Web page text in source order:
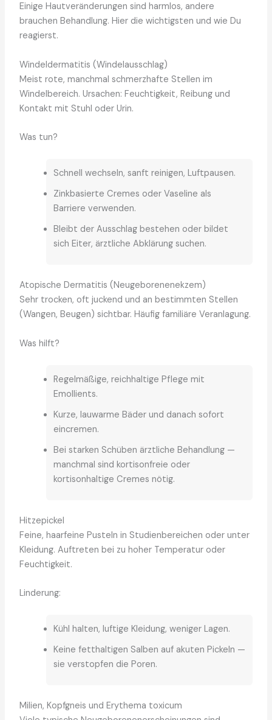
Einige Hautveränderungen sind harmlos, andere
brauchen Behandlung. Hier die wichtigsten und wie Du
reagierst.
Windeldermatitis (Windelausschlag)
Meist rote, manchmal schmerzhafte Stellen im
Windelbereich. Ursachen: Feuchtigkeit, Reibung und
Kontakt mit Stuhl oder Urin.
Was tun?
Schnell wechseln, sanft reinigen, Luftpausen.
Zinkbasierte Cremes oder Vaseline als
Barriere verwenden.
Bleibt der Ausschlag bestehen oder bildet
sich Eiter, ärztliche Abklärung suchen.
Atopische Dermatitis (Neugeborenenekzem)
Sehr trocken, oft juckend und an bestimmten Stellen
(Wangen, Beugen) sichtbar. Häufig familiäre Veranlagung.
Was hilft?
Regelmäßige, reichhaltige Pflege mit
Emollients.
Kurze, lauwarme Bäder und danach sofort
eincremen.
Bei starken Schüben ärztliche Behandlung —
manchmal sind kortisonfreie oder
kortisonhaltige Cremes nötig.
Hitzepickel
Feine, haarfeine Pusteln in Studienbereichen oder unter
Kleidung. Auftreten bei zu hoher Temperatur oder
Feuchtigkeit.
Linderung:
Kühl halten, luftige Kleidung, weniger Lagen.
Keine fetthaltigen Salben auf akuten Pickeln —
sie verstopfen die Poren.
Milien, Kopfgneis und Erythema toxicum